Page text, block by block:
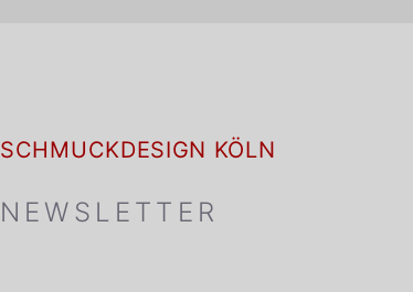
SCHMUCKDESIGN KÖLN
NEWSLETTER